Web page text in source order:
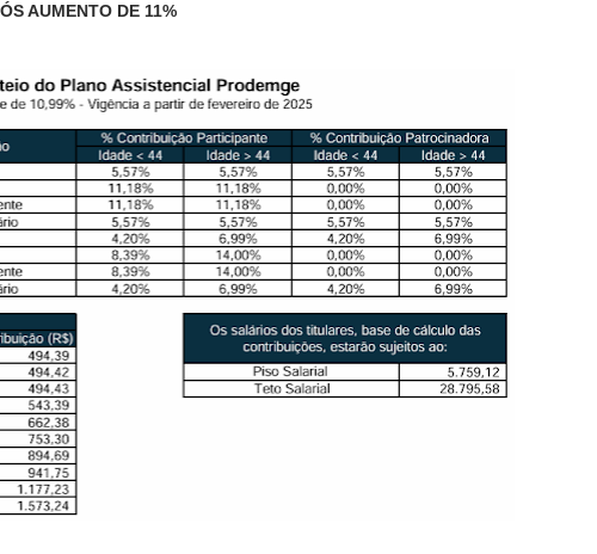
AUMENTO DE 11%